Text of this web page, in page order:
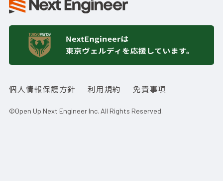
個人情報保護方針 利用規約 免責事項
©Open Up Next Engineer Inc. All Rights Reserved.